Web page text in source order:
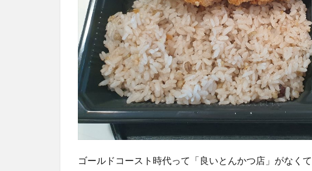
ゴールドコースト時代って「良いとんかつ店」がなく